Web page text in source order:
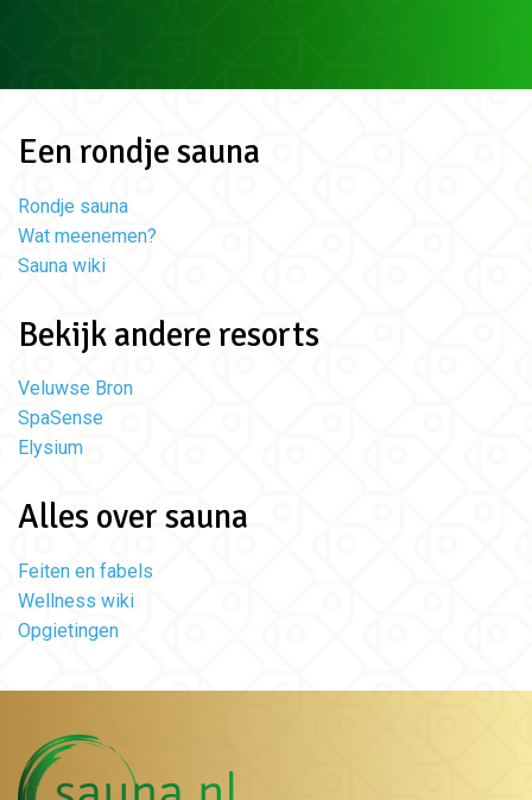
Een rondje sauna
Rondje sauna
Wat meenemen?
Sauna wiki
Bekijk andere resorts
Veluwse Bron
SpaSense
Elysium
Alles over sauna
Feiten en fabels
Wellness wiki
Opgietingen